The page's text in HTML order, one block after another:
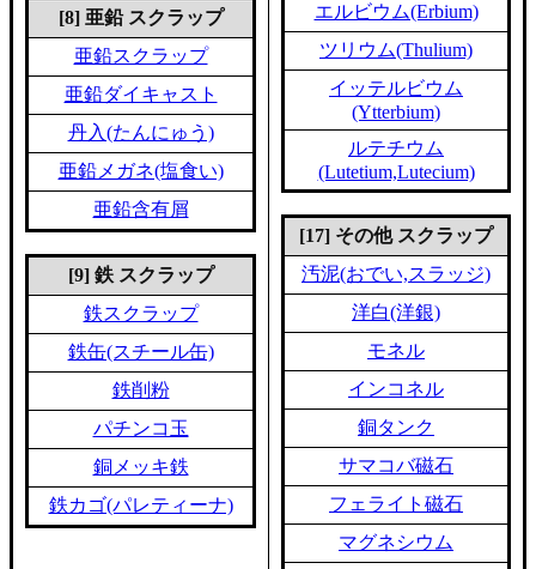
[8] 亜鉛 スクラップ
亜鉛スクラップ
亜鉛ダイキャスト
丹入(たんにゅう)
亜鉛メガネ(塩食い)
亜鉛含有屑
[9] 鉄 スクラップ
鉄スクラップ
鉄缶(スチール缶)
鉄削粉
パチンコ玉
銅メッキ鉄
鉄カゴ(パレティーナ)
エルビウム(Erbium)
ツリウム(Thulium)
イッテルビウム
(Ytterbium)
ルテチウム
(Lutetium,Lutecium)
[17] その他 スクラップ
汚泥(おでい,スラッジ)
洋白(洋銀)
モネル
インコネル
銅タンク
サマコバ磁石
フェライト磁石
マグネシウム